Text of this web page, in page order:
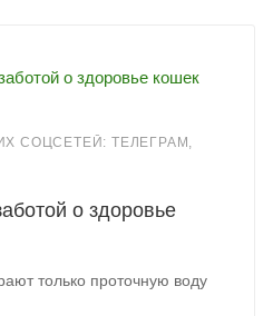
СОЦСЕТЕЙ: ТЕЛЕГРАМ,
о здоровье
только проточную воду